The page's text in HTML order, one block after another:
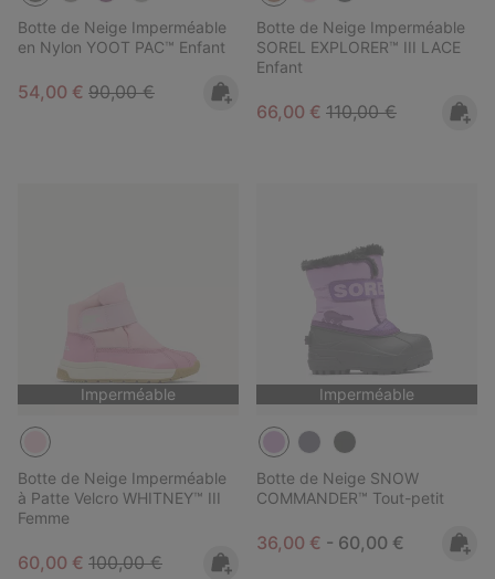
Botte de Neige Imperméable
en Nylon YOOT PAC™ Enfant
Sale price:
54,00 € Regular price:
90,00 €
Botte de Neige Imperméable
SOREL EXPLORER™ III LACE
Enfant
Sale price:
66,00 € Regular price:
110,00 €
Imperméable
Botte de Neige Imperméable
à Patte Velcro WHITNEY™ III
Femme
Sale price:
60,00 € Regular price:
100,00 €
Imperméable
Botte de Neige SNOW
COMMANDER™ Tout-petit
Minimum sale price:
36,00 € - Maximum price:
60,00 €